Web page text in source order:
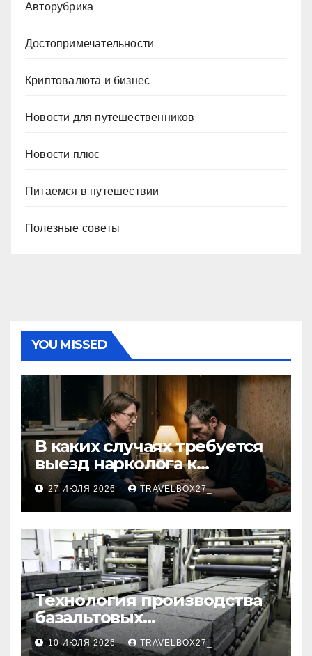
Авторубрика
Достопримечательности
Криптовалюта и бизнес
Новости для путешественников
Новости плюс
Питаемся в путешествии
Полезные советы
YOU MISSED
В каких случаях требуется
выезд нарколога к
пациенту
27 ИЮЛЯ 2026 TRAVELBOX27_
Технология производства
базальтовых
теплоизоляционных плит
10 ИЮЛЯ 2026 TRAVELBOX27_